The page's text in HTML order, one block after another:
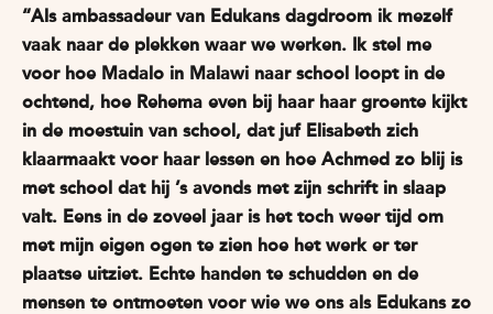
“Als ambassadeur van Edukans dagdroom ik mezelf
vaak naar de plekken waar we werken. Ik stel me
voor hoe Madalo in Malawi naar school loopt in de
ochtend, hoe Rehema even bij haar haar groente kijkt
in de moestuin van school, dat juf Elisabeth zich
klaarmaakt voor haar lessen en hoe Achmed zo blij is
met school dat hij ’s avonds met zijn schrift in slaap
valt. Eens in de zoveel jaar is het toch weer tijd om
met mijn eigen ogen te zien hoe het werk er ter
plaatse uitziet. Echte handen te schudden en de
mensen te ontmoeten voor wie we ons als Edukans zo